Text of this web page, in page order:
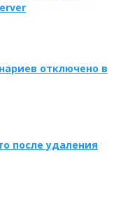
отключено в
после удаления